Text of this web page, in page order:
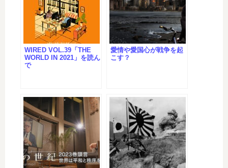
WIRED VOL.39「THE
WORLD IN 2021」を読ん
で
愛情や愛国心が戦争を起
こす？